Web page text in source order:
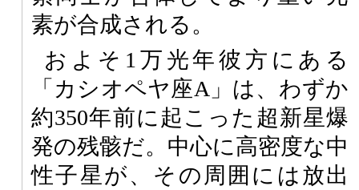
素が合成される。
およそ1万光年彼方にある
「カシオペヤ座A」は、わずか
約350年前に起こった超新星爆
発の残骸だ。中心に高密度な中
性子星が、その周囲には放出